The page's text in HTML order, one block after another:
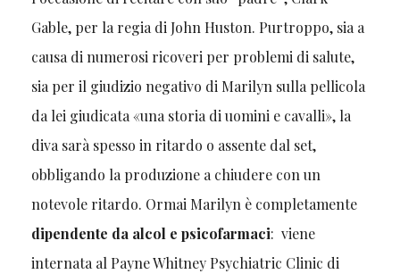
Gable, per la regia di John Huston. Purtroppo, sia a
causa di numerosi ricoveri per problemi di salute,
sia per il giudizio negativo di Marilyn sulla pellicola
da lei giudicata «una storia di uomini e cavalli», la
diva sarà spesso in ritardo o assente dal set,
obbligando la produzione a chiudere con un
notevole ritardo. Ormai Marilyn è completamente
dipendente da alcol e psicofarmaci: viene
internata al Payne Whitney Psychiatric Clinic di